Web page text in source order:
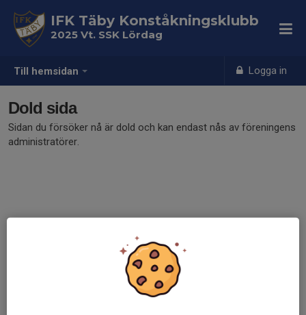
Till hemsidan Logga in
IFK Täby Konståkningsklubb
2025 Vt. SSK Lördag
Dold sida
Sidan du försöker nå är dold och kan endast nås av föreningens
administratörer.